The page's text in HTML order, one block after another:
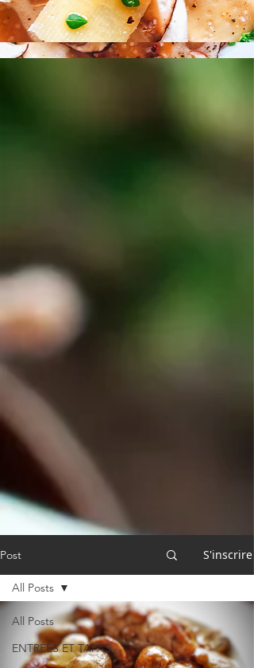
Post S'inscrire
All Posts
ENTRÉES ET TAPAS
All Posts